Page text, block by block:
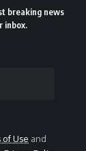
breaking news
inbox.
of Use and